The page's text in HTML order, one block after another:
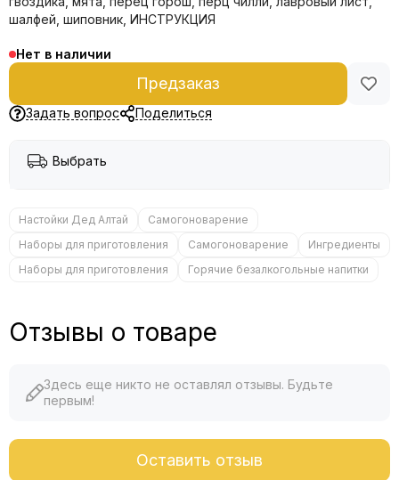
шалфей, шиповник, ИНСТРУКЦИЯ
Нет в наличии
Предзаказ
Задать вопрос Поделиться
Выбрать
Настойки Дед Алтай
Самогоноварение
Наборы для приготовления
Самогоноварение
Ингредиенты
Наборы для приготовления
Горячие безалкогольные напитки
Отзывы о товаре
Здесь еще никто не оставлял отзывы. Будьте
первым!
Оставить отзыв